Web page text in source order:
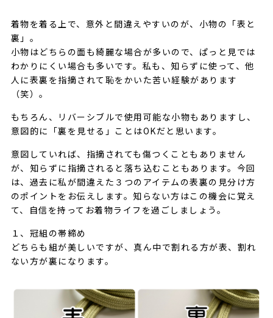
着物を着る上で、意外と間違えやすいのが、小物の「表と
裏」。
小物はどちらの面も綺麗な場合が多いので、ぱっと見では
わかりにくい場合も多いです。私も、知らずに使って、他
人に表裏を指摘されて恥をかいた苦い経験があります
（笑）。
もちろん、リバーシブルで使用可能な小物もありますし、
意図的に「裏を見せる」ことはOKだと思います。
意図していれば、指摘されても傷つくこともありません
が、知らずに指摘されると落ち込むこともあります。今回
は、過去に私が間違えた３つのアイテムの表裏の見分け方
のポイントをお伝えします。知らない方はこの機会に覚え
て、自信を持ってお着物ライフを過ごしましょう。
１、冠組の帯締め
どちらも組が美しいですが、真ん中で割れる方が表、割れ
ない方が裏になります。